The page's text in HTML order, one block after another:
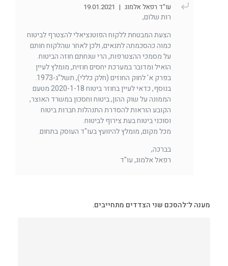
עו"ד רפאל אלמוג |
19.01.2021
רות שלום,
הצעת המבטחת ללקוח הפוטנציאלי להצטרף לביטוח
כמוה כהסכמתה לתנאים, ולכן לאחר שהלקוח חותם
על מסמכי ההצטרפות, הרי שנחתם חוזה הביטוח.
הואיל ומדובר במערכת יחסים חוזית, מומלץ לעיין
בפרק א' לחוק החוזים (חלק כללי), תשל"ג-1973.
בנוסף, כדאי לעיין בחוזר ביטוח 2020-1-18 מטעם
הממונה על שוק ההון, ביטוח וחסכון במשרד האוצר,
הקובע הוראות להסדרת התנהלות חברות ביטוח
וסוכני ביטוח בעת צירוף לביטוח.
מכל מקום, מומלץ להיוועץ בעו"ד העוסק בתחום.
בברכה,
רפאל אלמוג, עו"ד
מענה ל־להסכם שני הצדדים מתחייבים.